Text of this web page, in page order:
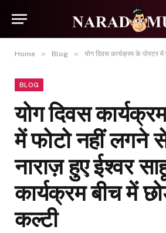
Home » Blog » योग दिवस कार्यक्रम के पोस्टर में फोटो नहीं लगने से बेदम
BLOG
योग दिवस
में फोटो नहीं लगने
नाराज़ हुए ईश्वर
कार्यक्रम बीच में
कल्टी